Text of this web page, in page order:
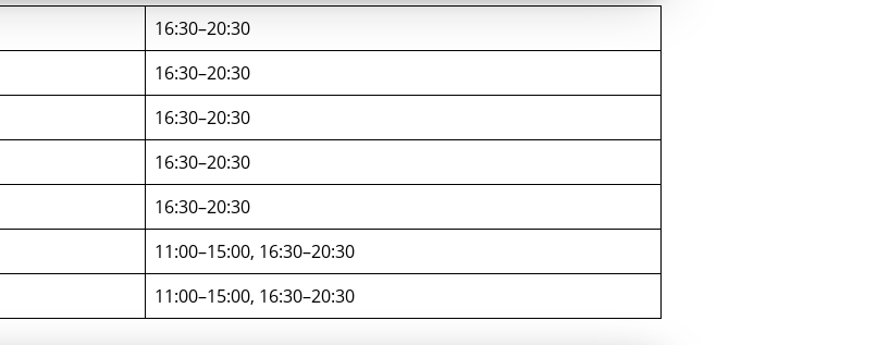
16:30–20:30
16:30–20:30
16:30–20:30
16:30–20:30
16:30–20:30
11:00–15:00, 16:30–20:30
11:00–15:00, 16:30–20:30